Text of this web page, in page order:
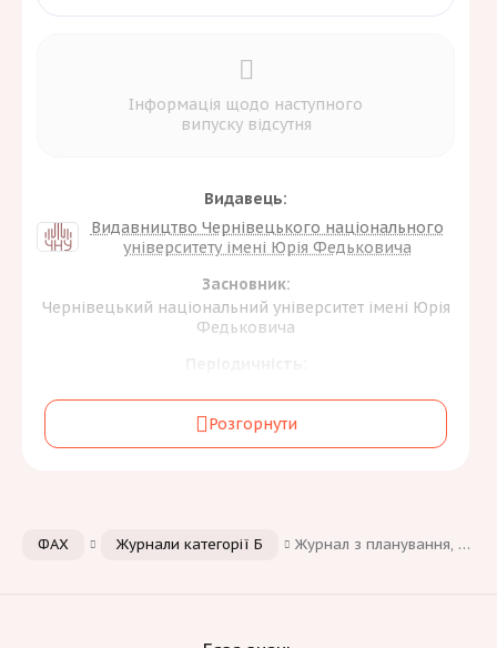
Видавець:
Видавництво Чернівецького національного
університету імені Юрія Федьковича
Засновник:
Чернівецький національний університет імені Юрія
Федьковича
Галузь знань та спеціальність:
Природничі науки, математика та статистика [1]
Інформація щодо наступного
випуску відсутня
Розгорнути
ФАХ Журнали категорії Б Журнал з планування, будівництва та обслуговування аеропорту (Airport Planning, Construction and Maintenance Journal)